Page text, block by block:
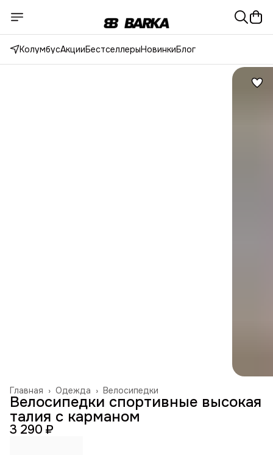
КолумбусАкцииБестселлерыНовинкиБлог
Велосипедки
Одежда ›
Главная ›
Велосипедки спортивные высокая
талия с карманом
3 290 ₽